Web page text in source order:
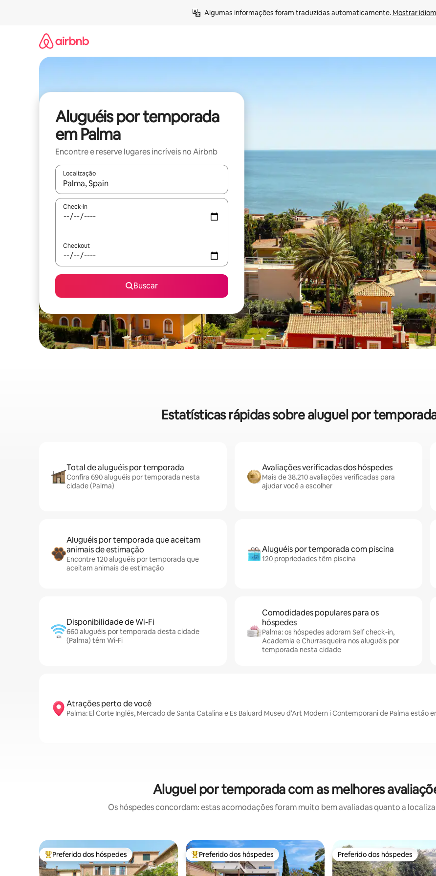
Algumas informações foram traduzidas automaticamente. Mostrar
Aluguéis por temporada
em Palma
Encontre e reserve lugares incríveis no Airbnb
Localização
Quando os resultados estiverem disponíveis, explore-os usando as seta para cima e para baixo do teclado ou tocando
Check-in
Checkout
Buscar
Estatísticas rápidas sobre aluguel por
Total de aluguéis por temporada
Confira 690 aluguéis por temporada nesta
cidade (Palma)
Avaliações verificadas dos hóspedes
Mais de 38.210 avaliações verificadas para
ajudar você a escolher
Aluguéis por temporada que aceitam
animais de estimação
Encontre 120 aluguéis por temporada que
aceitam animais de estimação
Aluguéis por temporada com piscina
120 propriedades têm piscina
Disponibilidade de Wi-Fi
660 aluguéis por temporada desta cidade
(Palma) têm Wi-Fi
Comodidades populares para os
hóspedes
Palma: os hóspedes adoram Self check-in,
Academia e Churrasqueira nos aluguéis por
temporada nesta cidade
Atrações perto de você
Palma: El Corte Inglés, Mercado de Santa Catalina e Es Baluard Museu d'Art Modern i Contemporani de Palma estão
Aluguel por temporada com as melhores
Os hóspedes concordam: estas acomodações foram muito bem avaliadas quanto a
Entre os melhores preferidos dos hóspedes
Preferido dos hóspedes Entre os melhores preferidos dos hóspedes
Preferido dos hóspedes Preferido dos hóspedes
Preferido dos hóspedes